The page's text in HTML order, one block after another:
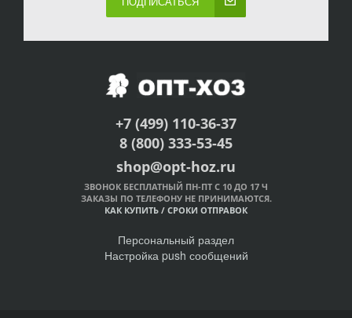
+7 (499) 110-36-37
8 (800) 333-53-45
shop@opt-hoz.ru
ЗВОНОК БЕСПЛАТНЫЙ ПН-ПТ С 10 ДО 17 Ч
ЗАКАЗЫ ПО ТЕЛЕФОНУ НЕ ПРИНИМАЮТСЯ.
КАК КУПИТЬ / СРОКИ ОТПРАВОК
Персональный раздел
Настройка push сообщений